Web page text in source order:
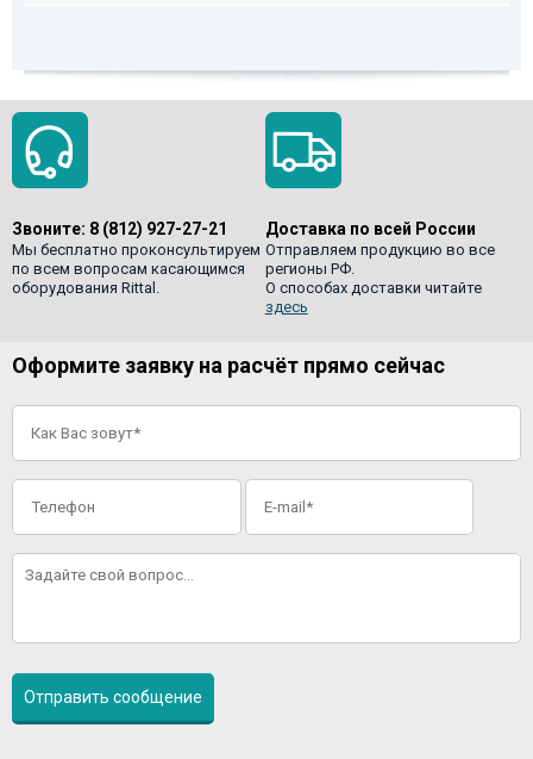
Звоните: 8 (812) 927-27-21
Мы бесплатно проконсультируем
по всем вопросам касающимся
оборудования Rittal.
Доставка по всей России
Отправляем продукцию во все
регионы РФ.
О способах доставки читайте
здесь
Оформите заявку на расчёт прямо сейчас